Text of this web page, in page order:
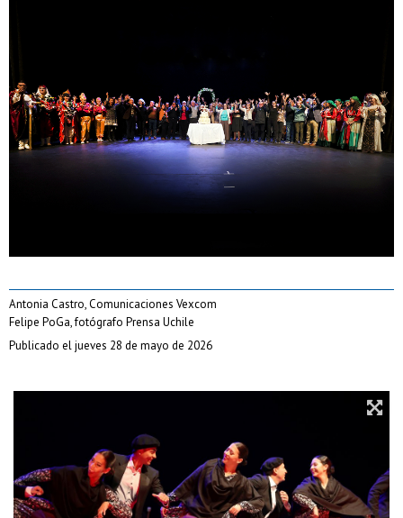
Antonia Castro, Comunicaciones Vexcom
Felipe PoGa, fotógrafo Prensa Uchile
Publicado el jueves 28 de mayo de 2026